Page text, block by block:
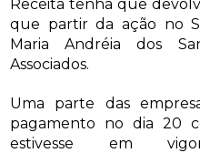
Receita tenha que
que partir da ação no
Maria Andréia dos
Associados.
Uma parte das
pagamento no dia 20
estivesse em